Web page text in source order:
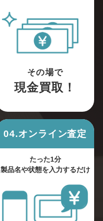
その場で
現金買取！
04.オンライン査定
たった1分
製品名や状態を入力するだけ